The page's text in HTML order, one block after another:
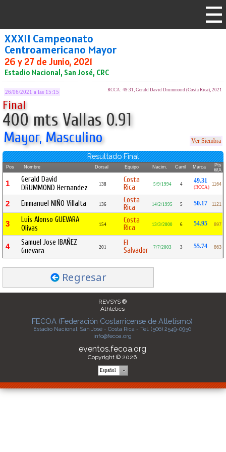
XXXII Campeonato
Centroamericano Mayor
26 y 27 de Junio, 2021
Estadio Nacional, San José, CRC
26/06/2021 a las 15:15 RCCA: 49.31, Gerald David Drummond (Costa Rica), 2021
Final
400 mts Vallas 0.91
Mayor, Masculino Ver Siembra
Resultado Final
Pos Nombre Dorsal Equipo Nacim. Carril Marca
Pts
WA
1
Gerald David
DRUMMOND Hernandez
138
Costa
Rica
5/9/1994 4 49.31
(RCCA)
1164
2 Emmanuel NIÑO Villalta 136
Costa
Rica
14/2/1995 5 50.17 1121
3
Luis Alonso GUEVARA
Olivas
154
Costa
Rica
13/3/2000 6 54.95 897
4
Samuel Jose IBAÑEZ
Guevara
201
El
Salvador
7/7/2003 3 55.74 863
Regresar
REVSYS ®
Athletics
FECOA (Federación Costarricense de Atletismo)
Estadio Nacional, San José - Costa Rica - Tel. (506) 2549-0950
info@fecoa.org
eventos.fecoa.org
Copyright © 2026